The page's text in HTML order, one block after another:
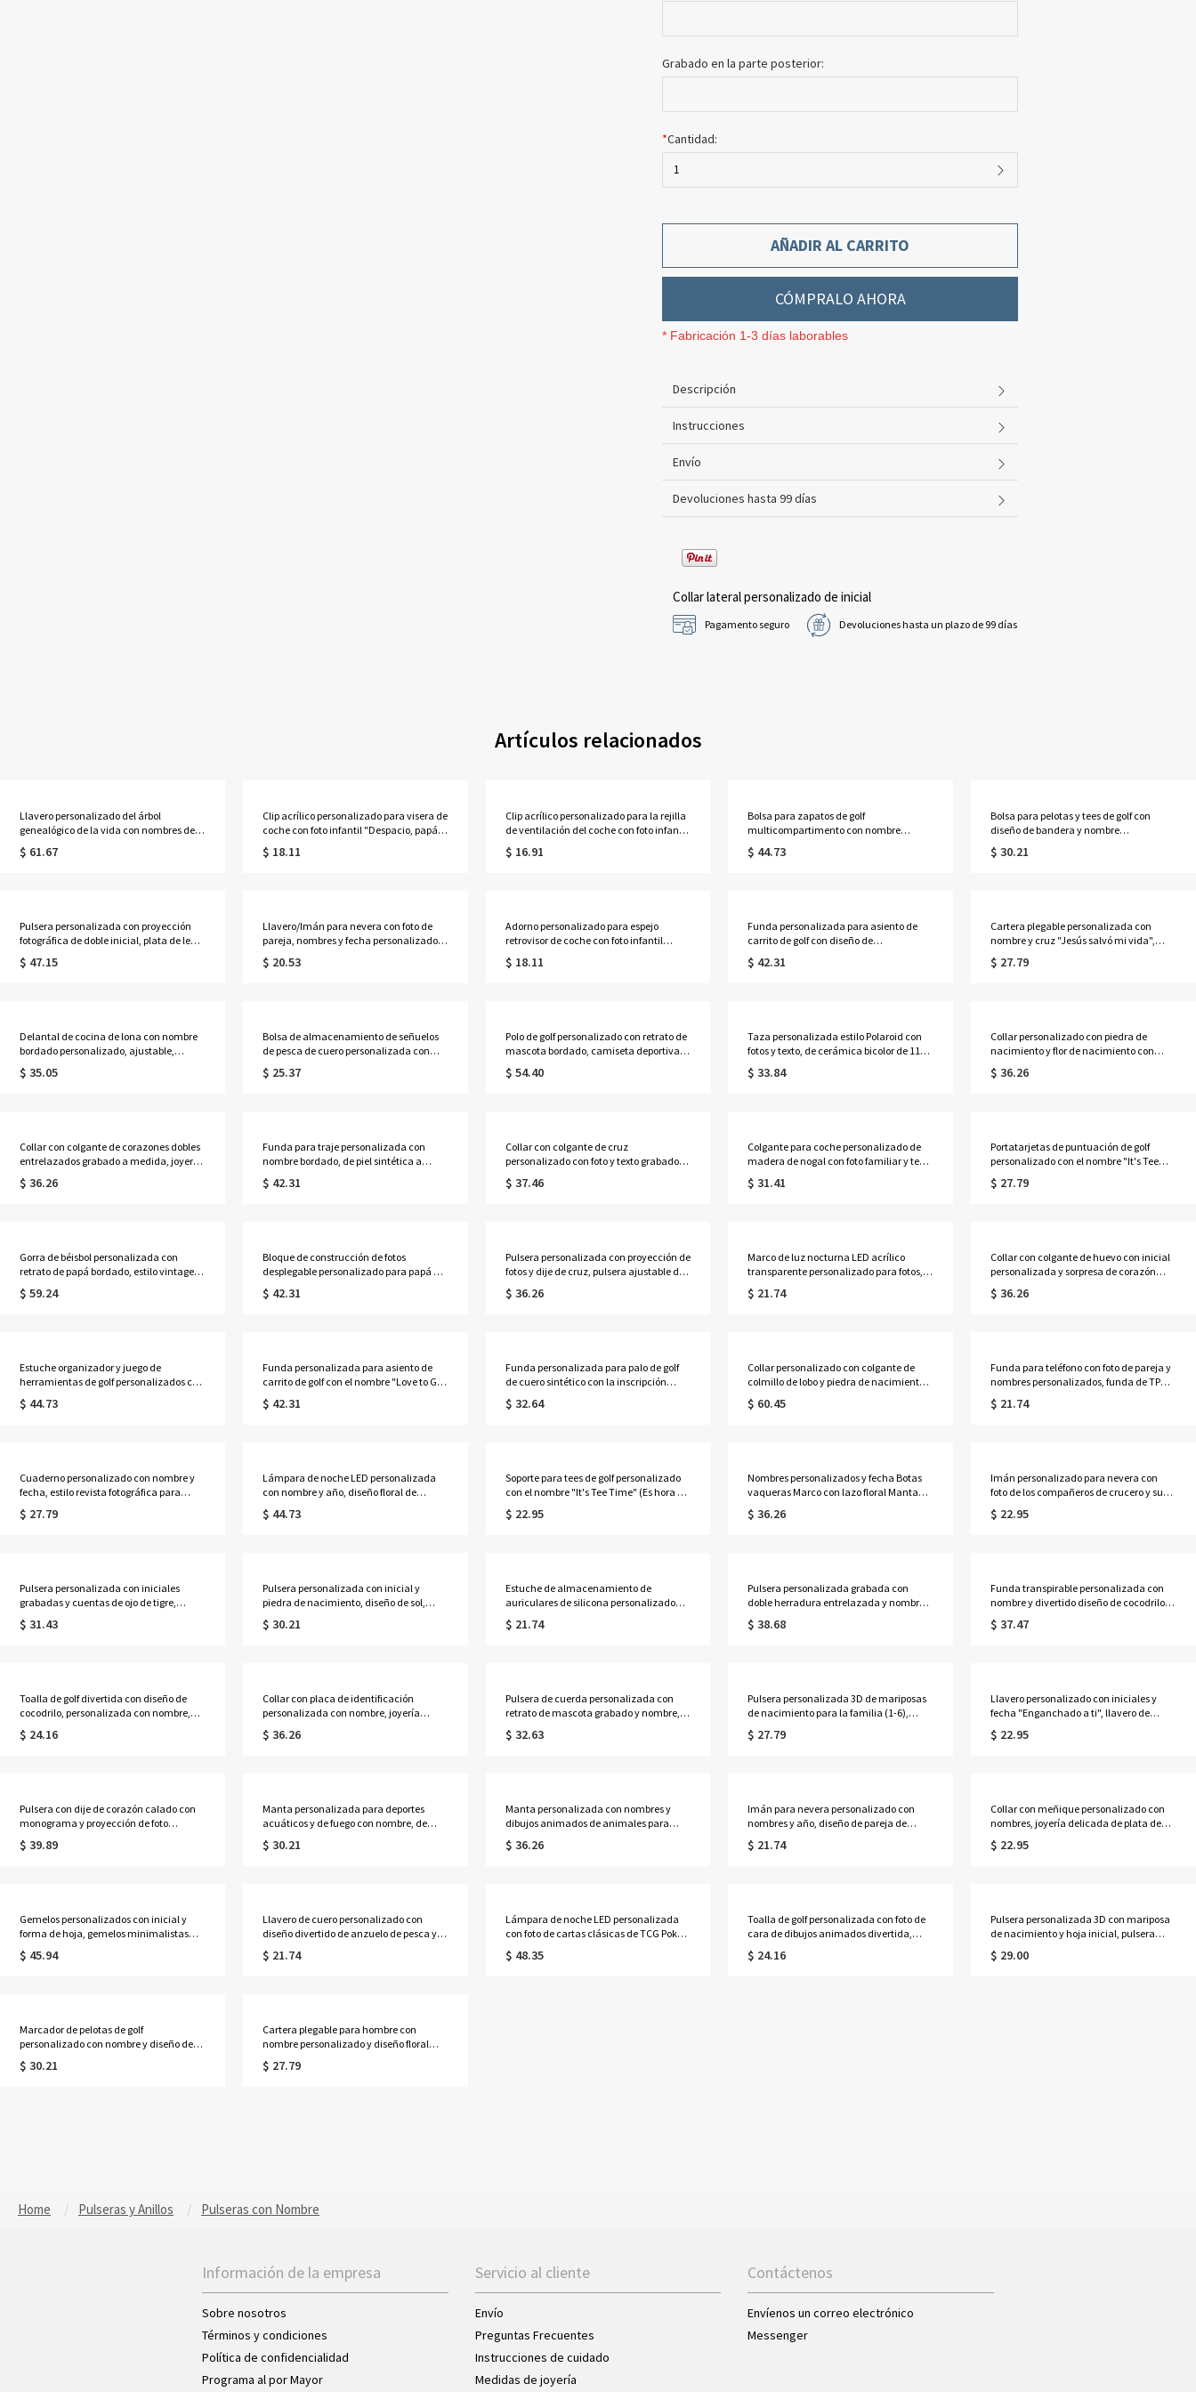
Grabado en la parte posterior:
*Cantidad:
1
AÑADIR AL CARRITO
CÓMPRALO AHORA
* Fabricación 1-3 días laborables
Descripción
Instrucciones
Envío
Devoluciones hasta 99 días
Collar lateral personalizado de inicial
Pagamento seguro Devoluciones hasta un plazo de 99 días
Artículos relacionados
Llavero personalizado del árbol
genealógico de la vida con nombres de 1
a 13 niños
$ 61.67
Clip acrílico personalizado para visera de
coche con foto infantil "Despacio, papá",
decoración de pequeño policía,
accesorios para coche, regalo de
$ 18.11
Clip acrílico personalizado para la rejilla
de ventilación del coche con foto infantil
"Despacio, papá", decoración de
pequeño policía, accesorios para el
$ 16.91
Bolsa para zapatos de golf
multicompartimento con nombre
personalizado, diseño de pelota de golf y
bandera de pin, accesorios de golf, regalo
$ 44.73
Bolsa para pelotas y tees de golf con
diseño de bandera y nombre
personalizado, estuche de
almacenamiento de cuero sintético con
$ 30.21
Pulsera personalizada con proyección
fotográfica de doble inicial, plata de ley
925, delicada pulsera con imagen oculta
en el interior, joyería apilable
$ 47.15
Llavero/Imán para nevera con foto de
pareja, nombres y fecha personalizados,
decoración romántica de acrílico, regalo
de aniversario/San Valentín para ella/
$ 20.53
Adorno personalizado para espejo
retrovisor de coche con foto infantil
"Despacio, papá", decoración colgante
para coche de pequeño policía, regalo de
$ 18.11
Funda personalizada para asiento de
carrito de golf con diseño de
corazón/rosa y nombre, accesorios para
carrito de golf, regalo de
$ 42.31
Cartera plegable personalizada con
nombre y cruz "Jesús salvó mi vida",
tarjetero de cuero sintético para hombre,
regalo de Navidad/bautizo/cumpleaños
$ 27.79
Delantal de cocina de lona con nombre
bordado personalizado, ajustable,
impermeable, con múltiples bolsillos y
resistente, ideal para hornear y cocinar.
$ 35.05
Bolsa de almacenamiento de señuelos
de pesca de cuero personalizada con
nombre, estuche portátil con cremallera
para señuelos giratorios y cucharillas,
$ 25.37
Polo de golf personalizado con retrato de
mascota bordado, camiseta deportiva
transpirable de algodón de manga corta
para hombre, regalo de cumpleaños
$ 54.40
Taza personalizada estilo Polaroid con
fotos y texto, de cerámica bicolor de 11
oz/15 oz, ideal como regalo de
cumpleaños, aniversario o
$ 33.84
Collar personalizado con piedra de
nacimiento y flor de nacimiento con
nombre en horizontal, joyería delicada
de plata de ley 925, regalo de
$ 36.26
Collar con colgante de corazones dobles
entrelazados grabado a medida, joyería
delicada de plata de ley 925, regalo de
cumpleaños/aniversario/Día de la
$ 36.26
Funda para traje personalizada con
nombre bordado, de piel sintética a
prueba de polvo con asa, ideal para
guardar ropa o como regalo de boda o
$ 42.31
Collar con colgante de cruz
personalizado con foto y texto grabado,
colgante delgado con apertura abatible
en el interior, joyería minimalista
$ 37.46
Colgante para coche personalizado de
madera de nogal con foto familiar y texto
grabado, adorno vintage para colgar en
el espejo retrovisor, regalo de aniversario
$ 31.41
Portatarjetas de puntuación de golf
personalizado con el nombre "It's Tee
Time", funda de cuero para libro de
distancias de golf, accesorios de golf,
$ 27.79
Gorra de béisbol personalizada con
retrato de papá bordado, estilo vintage,
de perfil bajo y correa ajustable, recuerdo
sentimental, regalo de cumpleaños o del
$ 59.24
Bloque de construcción de fotos
desplegable personalizado para papá e
hijo, mini álbum de fotos familiar para
recuerdos, placa de exhibición de mesa,
$ 42.31
Pulsera personalizada con proyección de
fotos y dije de cruz, pulsera ajustable de
piedra natural, regalo de aniversario/Día
del Padre/Cumpleaños para
$ 36.26
Marco de luz nocturna LED acrílico
transparente personalizado para fotos,
lámpara de fotos familiares HD con base
de madera, decoración del hogar,
$ 21.74
Collar con colgante de huevo con inicial
personalizada y sorpresa de corazón
rojo, collar con corazón 3D que se puede
abrir y etiqueta con letra, regalo de
$ 36.26
Estuche organizador y juego de
herramientas de golf personalizados con
el nombre "It's Tee Time", accesorios de
golf todo en uno, regalo para el Día del
$ 44.73
Funda personalizada para asiento de
carrito de golf con el nombre "Love to Golf
Cart", protector de asiento con diseño de
textura de pelota de golf, accesorios para
$ 42.31
Funda personalizada para palo de golf
de cuero sintético con la inscripción
"Best Dad" de Par, con nombres de niños,
accesorios de golf, regalo de
$ 32.64
Collar personalizado con colgante de
colmillo de lobo y piedra de nacimiento,
joyería vikinga para hombre, regalo de
cumpleaños/Día del Padre/Aniversario
$ 60.45
Funda para teléfono con foto de pareja y
nombres personalizados, funda de TPU
de doble capa para iPhone, regalo de
aniversario/San Valentín para ella/
$ 21.74
Cuaderno personalizado con nombre y
fecha, estilo revista fotográfica para
parejas, tamaño A5, de piel sintética,
tapa dura, ideal como regalo de
$ 27.79
Lámpara de noche LED personalizada
con nombre y año, diseño floral de
gorriones/patos mandarines, marco de
madera, lámpara de noche acrílica,
$ 44.73
Soporte para tees de golf personalizado
con el nombre "It's Tee Time" (Es hora de
jugar al golf) con 5 tees, etiqueta para
bolsa de golf de cuero sintético,
$ 22.95
Nombres personalizados y fecha Botas
vaqueras Marco con lazo floral Manta
para Sr. y Sra. con borlas, manta de
franela suave, regalo de
$ 36.26
Imán personalizado para nevera con
foto de los compañeros de crucero y sus
nombres, recuerdo de vacaciones en
crucero, regalo de San
$ 22.95
Pulsera personalizada con iniciales
grabadas y cuentas de ojo de tigre,
joyería elástica de cristal curativo
natural para hombre, regalo de
$ 31.43
Pulsera personalizada con inicial y
piedra de nacimiento, diseño de sol,
luna y estrella, con cadena tipo clip,
ajustable, ideal como regalo de
$ 30.21
Estuche de almacenamiento de
auriculares de silicona personalizado
con grabado y nombre, organizador de
cables para auriculares inalámbricos
$ 21.74
Pulsera personalizada grabada con
doble herradura entrelazada y nombres,
joyería vaquera ecuestre del oeste,
regalo sentimental para jinetes/para
$ 38.68
Funda transpirable personalizada con
nombre y divertido diseño de cocodrilo
para asiento de carrito de golf, protector
de asiento para carrito, accesorios para
$ 37.47
Toalla de golf divertida con diseño de
cocodrilo, personalizada con nombre,
toalla deportiva absorbente con tejido de
gofre y clip para colgar, regalo para
$ 24.16
Collar con placa de identificación
personalizada con nombre, joyería
masculina grabada a medida, regalo de
cumpleaños/Día del Padre/Aniversario
$ 36.26
Pulsera de cuerda personalizada con
retrato de mascota grabado y nombre,
pulsera con colgante circular hueco de
gato/perro de plata de ley 925, regalo
$ 32.63
Pulsera personalizada 3D de mariposas
de nacimiento para la familia (1-6),
pulsera ajustable delicada de plata de
ley 925, regalo de cumpleaños/Día de la
$ 27.79
Llavero personalizado con iniciales y
fecha "Enganchado a ti", llavero de
pesca con anzuelo y pez, regalo para el
Día del Padre/Aniversario para
$ 22.95
Pulsera con dije de corazón calado con
monograma y proyección de foto
personalizada, pulsera delicada y
ajustable, regalo de
$ 39.89
Manta personalizada para deportes
acuáticos y de fuego con nombre, de
franela/sherpa, para el día del partido,
ideal para la cama o el sofá, decoración
$ 30.21
Manta personalizada con nombres y
dibujos animados de animales para
parejas, con borlas, de franela, para
cama o sofá, regalo de aniversario/San
$ 36.26
Imán para nevera personalizado con
nombres y año, diseño de pareja de
pájaros de dibujos animados en un
crucero, recuerdo de vacaciones, regalo
$ 21.74
Collar con meñique personalizado con
nombres, joyería delicada de plata de
ley 925, regalo de cumpleaños/San
Valentín/aniversario para
$ 22.95
Gemelos personalizados con inicial y
forma de hoja, gemelos minimalistas
para hombre, regalo ideal para el Día del
Padre, boda o aniversario para papá,
$ 45.94
Llavero de cuero personalizado con
diseño divertido de anzuelo de pesca y
texto, llavero vintage con mosquetón,
regalo para el Día del Padre/Cumpleaños
$ 21.74
Lámpara de noche LED personalizada
con foto de cartas clásicas de TCG Poke
con marco de madera, lámpara de
mesa de acrílico estilo anime, regalo de
$ 48.35
Toalla de golf personalizada con foto de
cara de dibujos animados divertida,
toalla deportiva absorbente con tejido de
gofre y clip para colgar, regalo de
$ 24.16
Pulsera personalizada 3D con mariposa
de nacimiento y hoja inicial, pulsera
delicada y ajustable, regalo de
cumpleaños/boda/aniversario para
$ 29.00
Marcador de pelotas de golf
personalizado con nombre y diseño de
tee, clip magnético para gorra,
accesorios de golf, regalo para el Día del
$ 30.21
Cartera plegable para hombre con
nombre personalizado y diseño floral
retro, cartera delgada de cuero
granulado ornamentado con múltiples
$ 27.79
Home Pulseras y Anillos Pulseras con Nombre
Información de la empresa
Sobre nosotros
Términos y condiciones
Política de confidencialidad
Programa al por Mayor
Servicio al cliente
Envío
Preguntas Frecuentes
Instrucciones de cuidado
Medidas de joyería
Contáctenos
Envíenos un correo electrónico
Messenger